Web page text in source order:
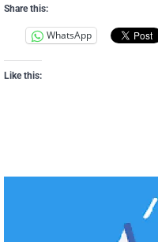
Share this:
WhatsApp
Like this: